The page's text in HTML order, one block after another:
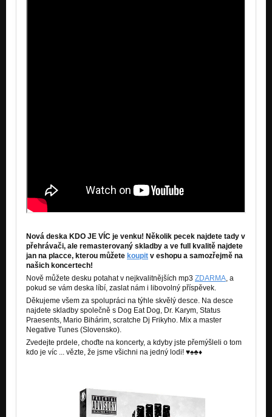
Nová deska KDO JE VÍC je venku! Několik pecek najdete tady v
přehrávači, ale remasterovaný skladby a ve full kvalitě najdete
jan na placce, kterou můžete koupit v eshopu a samozřejmě na
našich koncertech!
Nově můžete desku potahat v nejkvalitnějších mp3 ZDARMA, a
pokud se vám deska líbí, zaslat nám i libovolný příspěvek.
Děkujeme všem za spolupráci na týhle skvělý desce. Na desce
najdete skladby společně s Dog Eat Dog, Dr. Karym, Status
Praesents, Mario Bihárim, scratche Dj Frikyho. Mix a master
Negative Tunes (Slovensko).
Zvedejte prdele, choďte na koncerty, a kdyby jste přemýšleli o tom
kdo je víc ... vězte, že jsme všichni na jedný lodi! ♥♠♣♦